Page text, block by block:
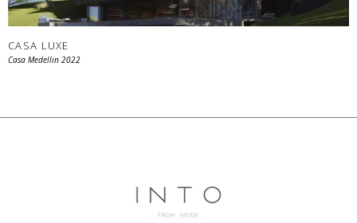
CASA LUXE
Casa Medellin 2022